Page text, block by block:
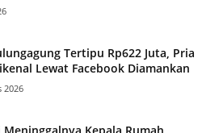
Tertipu Rp622 Juta, Pria
Lewat Facebook Diamankan
2026